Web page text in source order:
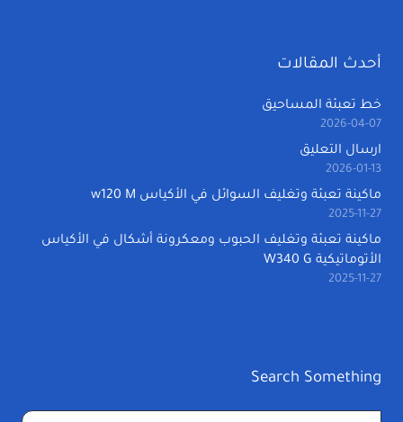
أحدث المقالات
خط تعبئة المساحيق
2026-04-07
ارسال التعليق
2026-01-13
ماكينة تعبئة وتغليف السوائل في الأكياس w120 M
2025-11-27
ماكينة تعبئة وتغليف الحبوب ومعكرونة أشكال في الأكياس
الأتوماتيكية W340 G
2025-11-27
Search Something